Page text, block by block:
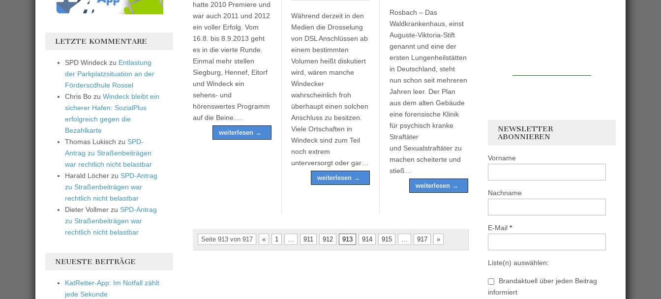
hatte 2010 Premiere und
war auch 2011 und 2012
ein voller Erfolg. Vom
16.8. bis 8.9.2013 geht
es in die vierte Runde.
Einmal mehr stellen
Siegburg, Hennef, Eitorf
und Windeck ein
sehens- und
hörenswertes Programm
auf die Beine.…
weiterlesen →
Während derzeit in den
Medien die Drosselung
von DSL Anschlüssen ab
einem bestimmten
Volumen heißt diskutiert
wird, wären manche
Windecker
wahrscheinlich froh
überhaupt einen solchen
Anschluss zu besitzen.
Viele Ortschaften in
Windeck sind zum Teil
noch extrem
unterversorgt oder gar…
weiterlesen →
Rosbach – Das
Waldkrankenhaus, einst
Auguste-Viktoria-Stift
genannt und eine der
ersten Lungenheilstätten
in Deutschland, steht
nun schon seit mehreren
Jahren leer. Der Plan
aus dem alten Gebäude
eine forensische Klinik
für psychisch kranke
Straftäter
und Sexualstraftäter zu
machen scheiterte und
stieß…
weiterlesen →
Seite 913 von 917 « 1 … 911 912 913 914 915 … 917 »
LETZTE KOMMENTARE
SPD Windeck zu Entlastung
der Parkplatzsituation an der
Förderscdhule Rossel
Chris Bo zu Windeck bleibt ein
sicherer Hafen: SozialPlus
erfolgreich gegen die
Bezahlkarte
Thomas Lukisch zu SPD-
Antrag zu Straßenbeiträgen
war rechtlich nicht belastbar
Harald Löcher zu SPD-Antrag
zu Straßenbeiträgen war
rechtlich nicht belastbar
Dieter Vollmer zu SPD-Antrag
zu Straßenbeiträgen war
rechtlich nicht belastbar
NEUESTE BEITRÄGE
KatRetter-App: Im Notfall zählt
jede Sekunde
NEWSLETTER
ABONNIEREN
Vorname
Nachname
E-Mail *
Liste(n) auswählen:
Brandaktuell über jeden Beitrag
informiert